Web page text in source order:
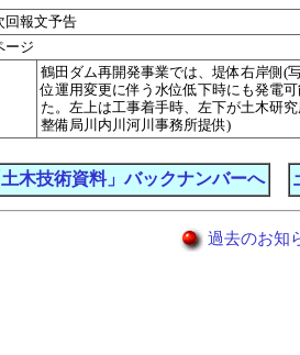
回報文予告
ージ
鶴田ダム再開発事業では、堤体右岸側(
位運用変更に伴う水位低下時にも発電
た。左上は工事着手時、左下が土木研
整備局川内川河川事務所提供)
木技術資料」バックナンバーへ
過去のお知